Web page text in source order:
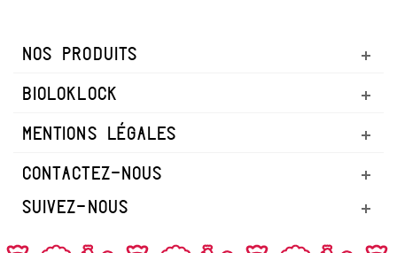
NOS PRODUITS
BIOLOKLOCK
MENTIONS LÉGALES
CONTACTEZ-NOUS
SUIVEZ-NOUS